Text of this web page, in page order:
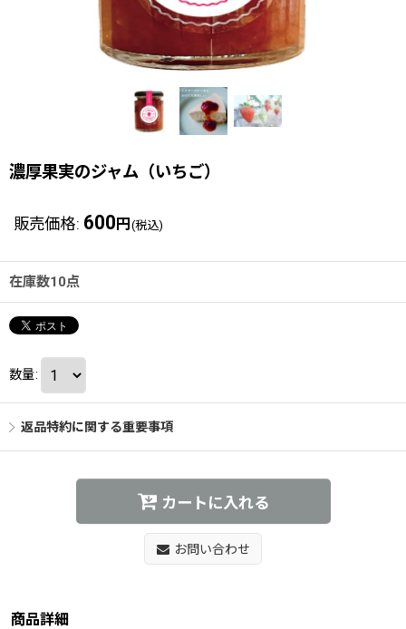
濃厚果実のジャム（いちご）
販売価格: 600 円 (税込)
在庫数10点
数量:
返品特約に関する重要事項
カートに入れる
お問い合わせ
商品詳細